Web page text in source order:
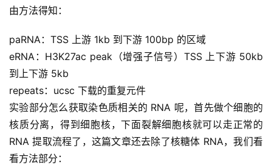
A
I
实
干
群
运
由方法得知：
paRNA：TSS 上游 1kb 到下游 100bp 的区域
eRNA：H3K27ac peak（增强子信号）TSS 上下游 50kb
到上下游 5kb
repeats：ucsc 下载的重复元件
实验部分怎么获取染色质相关的 RNA 呢，首先做个细胞的
核质分离，得到细胞核，下面裂解细胞核就可以走正常的
RNA 提取流程了，这篇文章还去除了核糖体 RNA，我们看
看方法部分：